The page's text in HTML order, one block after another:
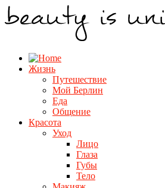
Жизнь
Путешествие
Мой Берлин
Еда
Общение
Красота
Уход
Лицо
Глаза
Губы
Тело